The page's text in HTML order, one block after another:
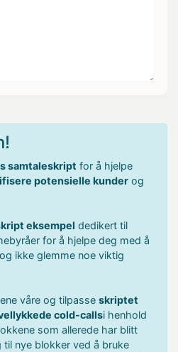
samtaleskript for å hjelpe
potensielle kunder og
eksempel dedikert til
for å hjelpe deg med å
og ikke glemme noe viktig
våre og tilpasse skriptet
cold-callsi henhold
som allerede har blitt
nye blokker ved å bruke